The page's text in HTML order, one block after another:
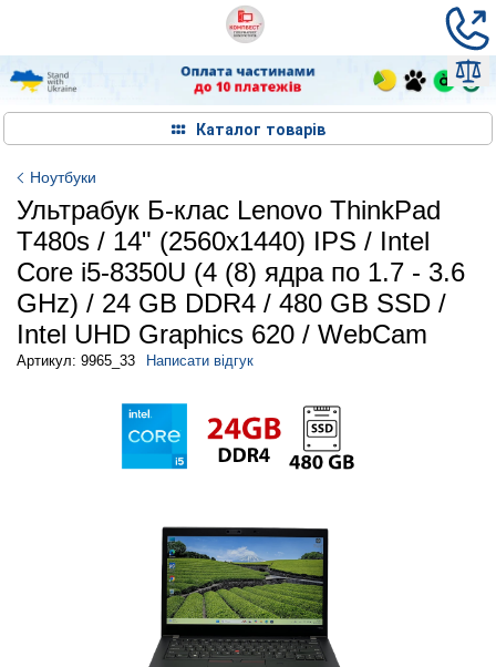
Каталог товарів
Ноутбуки
Ультрабук Б-клас Lenovo ThinkPad
T480s / 14" (2560x1440) IPS / Intel
Core i5-8350U (4 (8) ядра по 1.7 - 3.6
GHz) / 24 GB DDR4 / 480 GB SSD /
Intel UHD Graphics 620 / WebCam
Артикул: 9965_33 Написати відгук